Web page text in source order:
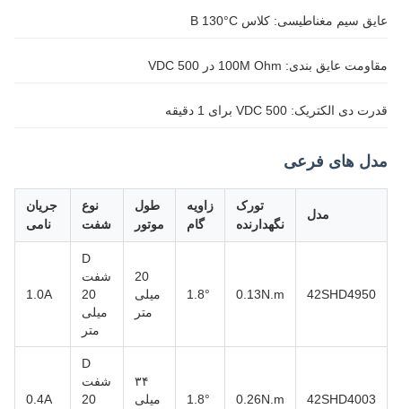
عایق سیم مغناطیسی: کلاس B 130°C
مقاومت عایق بندی: 100M Ohm در 500 VDC
قدرت دی الکتریک: 500 VDC برای 1 دقیقه
مدل های فرعی
مدل
تورک
نگهدارنده
زاویه
گام
طول
موتور
نوع
شفت
جریان
نامی
42SHD4950
0.13N.m
1.8°
20
میلی
متر
D
شفت
20
میلی
متر
1.0A
42SHD4003
0.26N.m
1.8°
۳۴
میلی
D
شفت
20
0.4A